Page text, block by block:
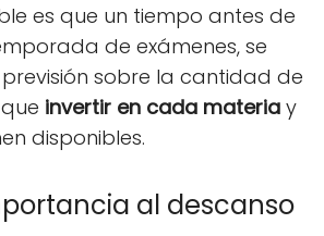
es que un tiempo antes de
de exámenes, se
sobre la cantidad de
invertir en cada materia y
disponibles.
al descanso